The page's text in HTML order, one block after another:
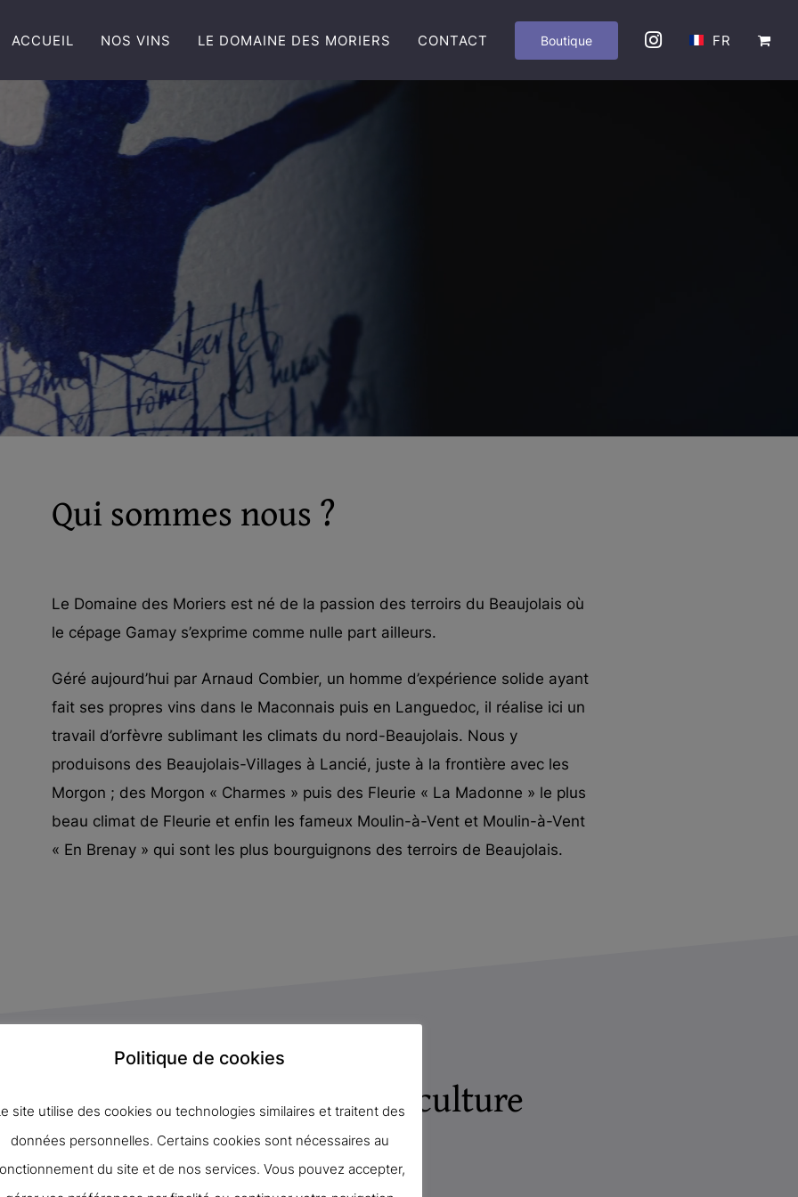
ACCUEIL NOS VINS LE DOMAINE DES MORIERS CONTACT Boutique FR
Qui sommes nous ?
Le Domaine des Moriers est né de la passion des terroirs du Beaujolais où
le cépage Gamay s’exprime comme nulle part ailleurs.
Géré aujourd’hui par Arnaud Combier, un homme d’expérience solide ayant
fait ses propres vins dans le Maconnais puis en Languedoc, il réalise ici un
travail d’orfèvre sublimant les climats du nord-Beaujolais. Nous y
produisons des Beaujolais-Villages à Lancié, juste à la frontière avec les
Morgon ; des Morgon « Charmes » puis des Fleurie « La Madonne » le plus
beau climat de Fleurie et enfin les fameux Moulin-à-Vent et Moulin-à-Vent
« En Brenay » qui sont les plus bourguignons des terroirs de Beaujolais.
En conversion vers l’agriculture
biologique
Politique de cookies
site utilise des cookies ou technologies similaires et traitent des
données personnelles. Certains cookies sont nécessaires au
du site et de nos services. Vous pouvez accepter,